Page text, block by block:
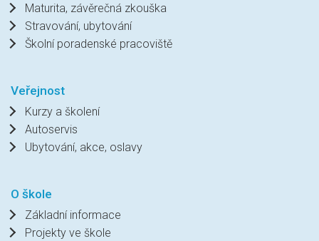
Maturita, závěrečná zkouška
Stravování, ubytování
Školní poradenské pracoviště
Veřejnost
Kurzy a školení
Autoservis
Ubytování, akce, oslavy
O škole
Základní informace
Projekty ve škole